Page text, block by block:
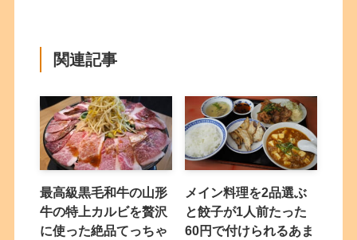
関連記事
最高級黒毛和牛の山形
牛の特上カルビを贅沢
に使った絶品てっちゃ
メイン料理を2品選ぶ
と餃子が1人前たった
60円で付けられるあま